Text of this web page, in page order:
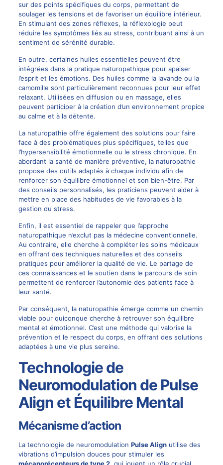
sur des points spécifiques du corps, permettant de
soulager les tensions et de favoriser un équilibre intérieur.
En stimulant des zones réflexes, la réflexologie peut
réduire les symptômes liés au stress, contribuant ainsi à un
sentiment de sérénité durable.
En outre, certaines huiles essentielles peuvent être
intégrées dans la pratique naturopathique pour apaiser
l’esprit et les émotions. Des huiles comme la lavande ou la
camomille sont particulièrement reconnues pour leur effet
relaxant. Utilisées en diffusion ou en massage, elles
peuvent participer à la création d’un environnement propice
au calme et à la détente.
La naturopathie offre également des solutions pour faire
face à des problématiques plus spécifiques, telles que
l’hypersensibilité émotionnelle ou le stress chronique. En
abordant la santé de manière préventive, la naturopathie
propose des outils adaptés à chaque individu afin de
renforcer son équilibre émotionnel et son bien-être. Par
des conseils personnalisés, les praticiens peuvent aider à
mettre en place des habitudes de vie favorables à la
gestion du stress.
Enfin, il est essentiel de rappeler que l’approche
naturopathique n’exclut pas la médecine conventionnelle.
Au contraire, elle cherche à compléter les soins médicaux
en offrant des techniques naturelles et des conseils
pratiques pour améliorer la qualité de vie. Le partage de
ces connaissances et le soutien dans le parcours de soin
permettent de renforcer l’autonomie des patients face à
leur santé.
Par conséquent, la naturopathie émerge comme un chemin
viable pour quiconque cherche à retrouver son équilibre
mental et émotionnel. C’est une méthode qui valorise la
prévention et le respect du corps, en offrant des solutions
adaptées à une vie plus sereine.
Technologie de
Neuromodulation de Pulse
Align et Équilibre Mental
Mécanisme d’action
La technologie de neuromodulation Pulse Alignutilise des
vibrations d’impulsion douces pour stimuler les